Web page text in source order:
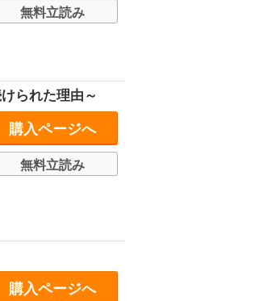
無料立読み
られた理由～
購入ページへ
無料立読み
購入ページへ